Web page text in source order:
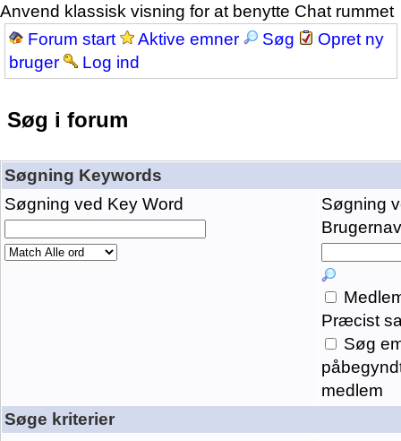
Anvend klassisk visning for at benytte Chat rummet
Forum start
Aktive emner Søg
Opret ny
bruger
Log ind
Søg i forum
Søgning Keywords
Søgning ved Key Word
Søgning
Præcist
Søg
medlem
Søge kriterier